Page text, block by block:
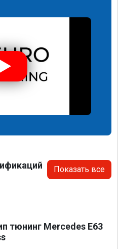
Показать все
тюнинг Mercedes E63